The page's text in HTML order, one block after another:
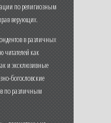
по религиозным
верующих.
в различных
читателей как
и эксклюзивные
богословские
по различным